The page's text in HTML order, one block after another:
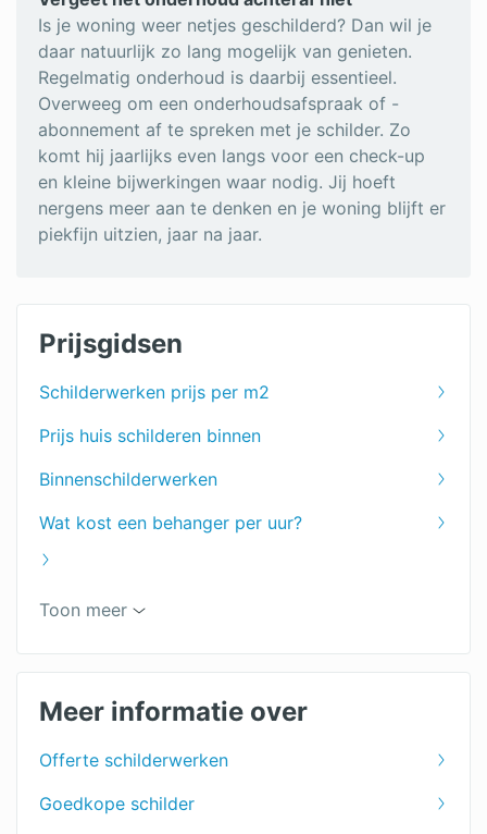
Is je woning weer netjes geschilderd? Dan wil je
daar natuurlijk zo lang mogelijk van genieten.
Regelmatig onderhoud is daarbij essentieel.
Overweeg om een onderhoudsafspraak of -
abonnement af te spreken met je schilder. Zo
komt hij jaarlijks even langs voor een check-up
en kleine bijwerkingen waar nodig. Jij hoeft
nergens meer aan te denken en je woning blijft er
piekfijn uitzien, jaar na jaar.
Prijsgidsen
Schilderwerken prijs per m2
Prijs huis schilderen binnen
Binnenschilderwerken
Wat kost een behanger per uur?
Plafond schilderen
Deuren schilderen
Ramen schilderen
Toon meer
Meer informatie over
Offerte schilderwerken
Goedkope schilder